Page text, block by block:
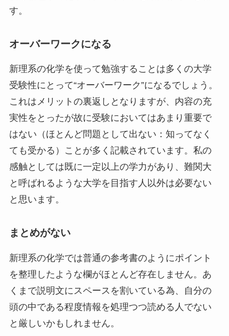
す。
オーバーワークになる
新理系の化学を使って勉強することは多くの大学
受験性にとって“オーバーワーク”になるでしょう。
これはメリットの裏返しとなりますが、内容の充
実性をとったが故に受験においてはあまり重要で
はない（ほとんど問題として出ない：知ってなく
ても受かる）ことが多く記載されています。私の
感触としては既に一定以上の学力があり、難関大
と呼ばれるような大学を目指す人以外は必要ない
と思います。
まとめがない
新理系の化学では普通の参考書のようにポイント
を整理したような欄がほとんど存在しません。あ
くまで説明文にスペースを割いている為、自分の
頭の中である程度情報を処理つつ読める人でない
と厳しいかもしれません。